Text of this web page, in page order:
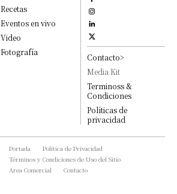
Recetas
Eventos en vivo
Video
Fotografía
Contacto>
Media Kit
Terminoss &
Condiciones
Políticas de
privacidad
Portada
Política de Privacidad
Términos y Condiciones de Uso del Sitio
Area Comercial
Contacto